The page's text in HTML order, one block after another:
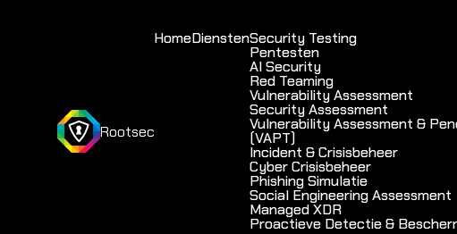
Rootsec
HomeDienstenSecurity Testing
Pentesten
AI Security
Red Teaming
Vulnerability Assessment
Security Assessment
Vulnerability Assessment &
(VAPT)
Incident & Crisisbeheer
Cyber Crisisbeheer
Phishing Simulatie
Social Engineering Assessment
Managed XDR
Proactieve Detectie &